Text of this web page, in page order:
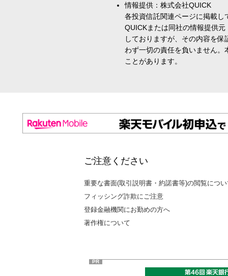
情報提供：株式会社QUICK
各投資信託関連ページに掲載
QUICKまたは同社の情報提供
しておりますが、その内容を
わず一切の責任を負いません
ことがあります。
ご注意ください
重要な書面(取引説明書・約諾書等)の閲覧につ
フィッシング詐欺にご注意
登録金融機関にお勤めの方へ
著作権について
PR